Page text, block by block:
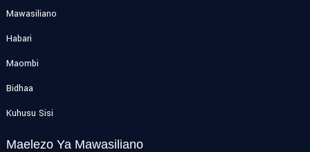
Mawasiliano
Habari
Maombi
Bidhaa
Kuhusu Sisi
Maelezo Ya Mawasiliano